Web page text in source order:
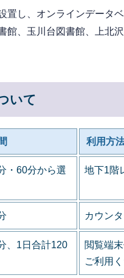
置し、オンラインデータ
玉川台図書館、上北沢
いて
利用方
・60分から選
地下1階
カウン
、1日合計120
閲覧端
ご利用